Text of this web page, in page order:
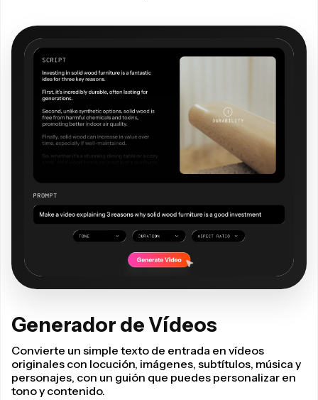
Generador de Vídeos
Convierte un simple texto de entrada en vídeos
originales con locución, imágenes, subtítulos, música y
personajes, con un guión que puedes personalizar en
tono y contenido.